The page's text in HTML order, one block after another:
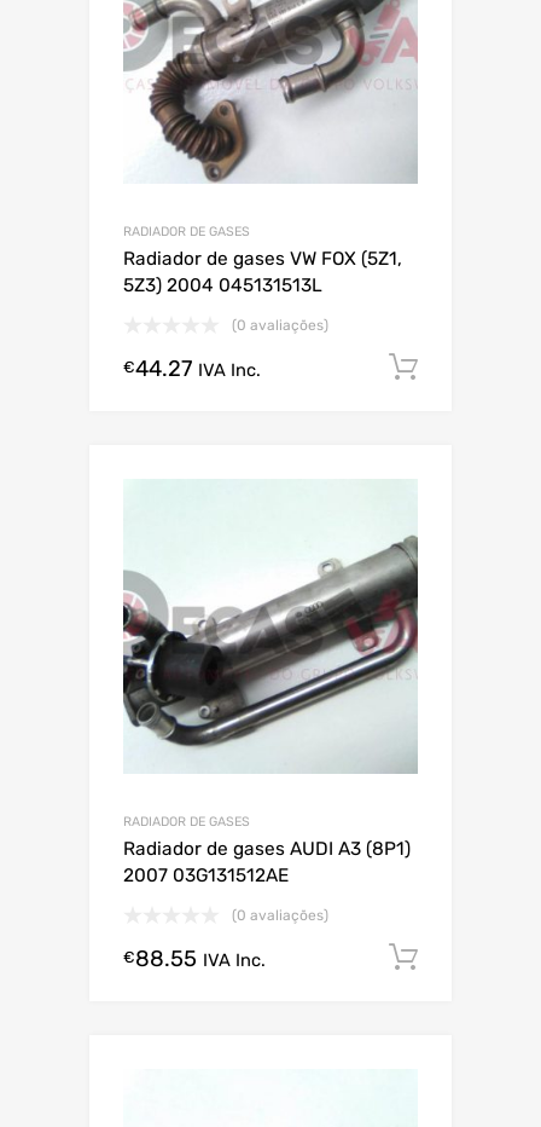
RADIADOR DE GASES
Radiador de gases VW FOX (5Z1,
5Z3) 2004 045131513L
(0 avaliações)
€44.27 IVA Inc.
RADIADOR DE GASES
Radiador de gases AUDI A3 (8P1)
2007 03G131512AE
(0 avaliações)
€88.55 IVA Inc.